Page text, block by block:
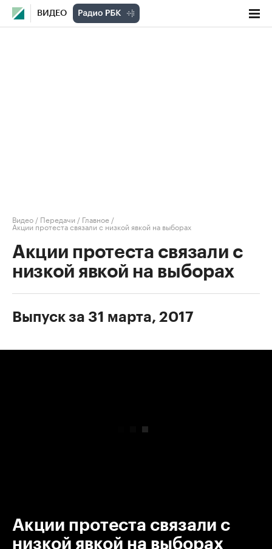
ВИДЕО
Видео / Передачи / Главное /
Акции протеста связали с низкой явкой на выборах
Акции протеста связали с
низкой явкой на выборах
Выпуск за 31 марта, 2017
Акции протеста связали с
низкой явкой на выборах